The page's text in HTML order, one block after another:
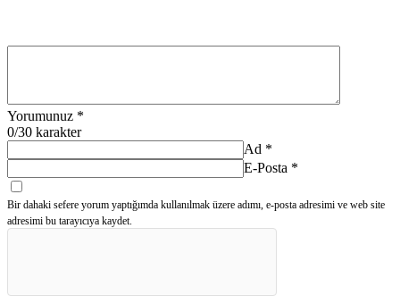
Yorumunuz *
0/30 karakter
Ad *
E-Posta *
Bir dahaki sefere yorum yaptığımda kullanılmak üzere adımı, e-posta adresimi ve web site
adresimi bu tarayıcıya kaydet.